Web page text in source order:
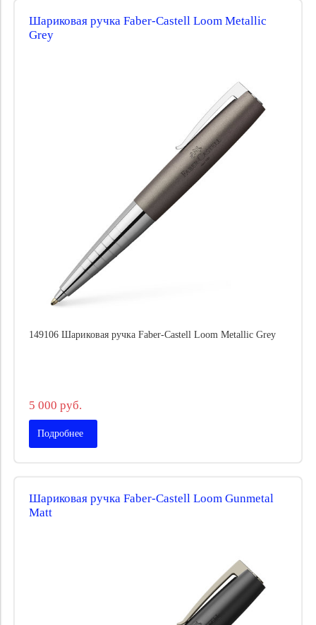
Шариковая ручка Faber-Castell Loom Metallic
Grey
149106 Шариковая ручка Faber-Castell Loom Metallic Grey
5 000 руб.
Подробнее
Шариковая ручка Faber-Castell Loom Gunmetal
Matt